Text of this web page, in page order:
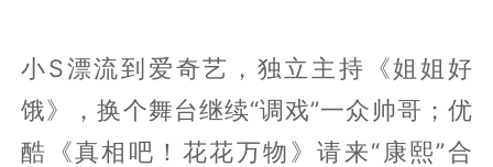
小S漂流到爱奇艺，独立主持《姐姐好
饿》，换个舞台继续“调戏”一众帅哥；优
酷《真相吧！花花万物》请来“康熙”合